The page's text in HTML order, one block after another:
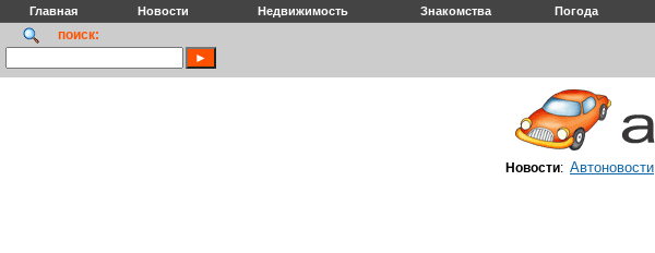
Главная Новости Недвижимость Знакомства Погода
поиск:
Новости: Автоновости